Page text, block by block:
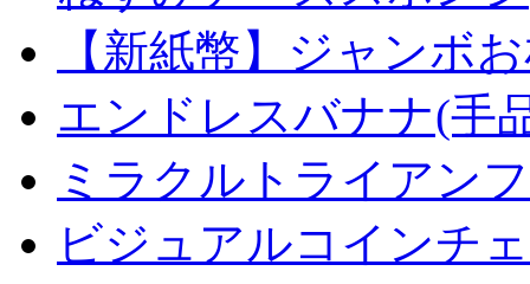
【新紙幣】ジャンボ
エンドレスバナナ(手
ミラクルトライアン
ビジュアルコインチ